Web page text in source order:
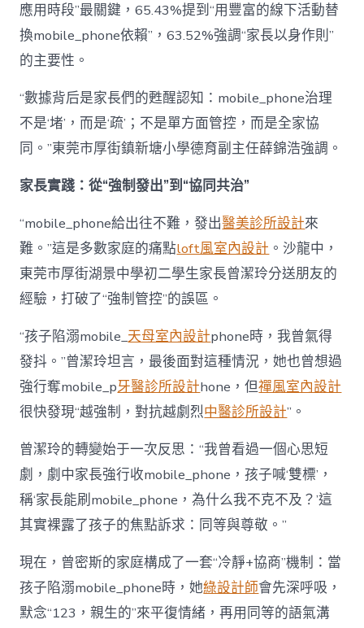
應用時段”最關鍵，65.43%提到“用豐富的線下活動替
換mobile_phone依賴”，63.52%強調“家長以身作則”
的主要性。
“數據背后是家長們的甦醒認知：mobile_phone治理
不是‘堵’，而是‘疏’；不是單方面管控，而是全家協
同。”東莞市厚街鎮新塘小學德育副主任薛錦浩強調。
家長實踐：從“強制發出”到“協同共治”
“mobile_phone給出往不難，發出醫美診所設計來
難。”這是多數家庭的痛點loft風室內設計 。沙龍中，
東莞市厚街湖景中學初二學生家長曾潔玲分送朋友的
經驗，打破了“強制管控”的誤區。
“孩子陷溺mobile_天母室內設計phone時，我曾氣得
發抖。”曾潔玲坦言，最後面對這種情況，她也曾想過
強行奪mobile_p牙醫診所設計hone，但禪風室內設計
很快發現“越強制，對抗越劇烈中醫診所設計”。
曾潔玲的轉變始于一次反思：“我曾看過一個心思短
劇，劇中家長強行收mobile_phone，孩子喊‘雙標’，
稱‘家長能刷mobile_phone，為什么我不克不及？’這
其實裸露了孩子的焦點訴求：同等與尊敬。”
現在，曾密斯的家庭構成了一套“冷靜+協商”機制：當
孩子陷溺mobile_phone時，她綠設計師會先深呼吸，
默念“123，親生的”來平復情緒，再用同等的語氣溝